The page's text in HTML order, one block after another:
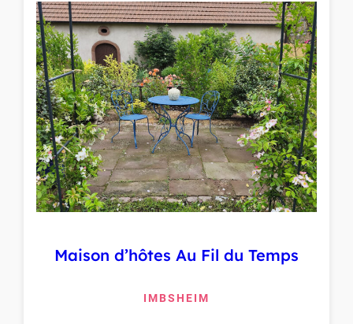
Maison d’hôtes Au Fil du Temps
IMBSHEIM